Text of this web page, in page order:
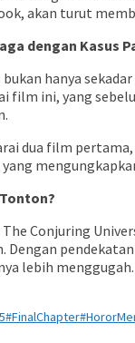
akan turut
dengan Kasus
hanya
film ini, yang
dua film
Conjuring
Dengan
lebih menggugah.
#FinalChapter